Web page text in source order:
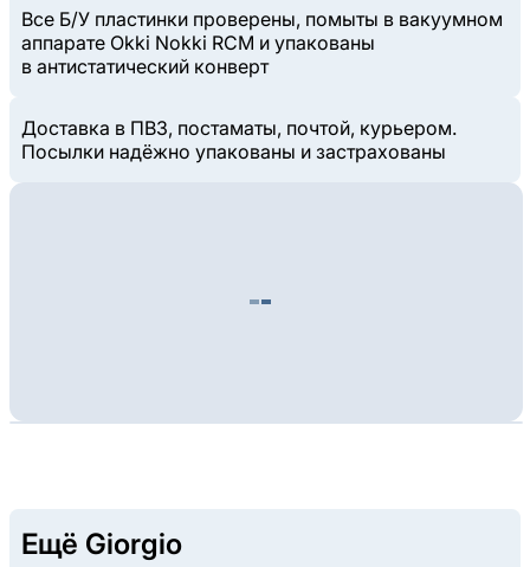
Все Б/У пластинки проверены, помыты в вакуумном
аппарате Okki Nokki RCM и упакованы
в антистатический конверт
Доставка в ПВЗ, постаматы, почтой, курьером.
Посылки надёжно упакованы и застрахованы
Ещё Giorgio